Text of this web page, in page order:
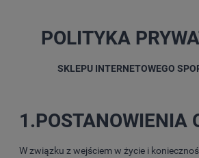
POLITYKA
SKLEPU INTERNETOWEGO
1.POSTANOWIENIA
W związku z wejściem w życie i